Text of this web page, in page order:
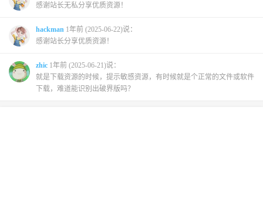
感谢站长无私分享优质资源！
hackman 1年前 (2025-06-22)说：
感谢站长分享优质资源！
zhic 1年前 (2025-06-21)说：
就是下载资源的时候，提示敏感资源，有时候就是个正常的文件或软件
下载，难道能识别出破界版吗？